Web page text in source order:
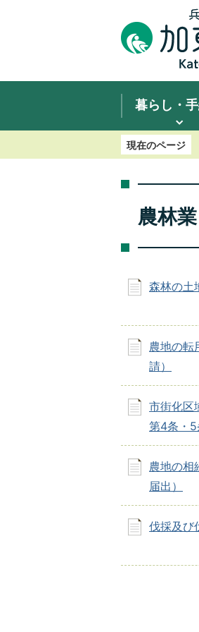
暮らし・
現在のページ
農林業
森林の土
農地の転
請）
市街化区
第4条・5
農地の相
届出）
伐採及び